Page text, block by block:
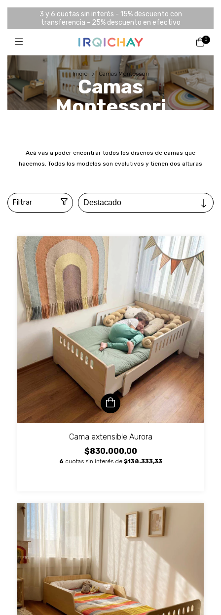
3 y 6 cuotas sin interés - 15% descuento con
transferencia - 25% descuento en efectivo
0
Inicio > Camas Montessori
Camas
Montessori
Acá vas a poder encontrar todos los diseños de camas que
hacemos. Todos los modelos son evolutivos y tienen dos alturas
Filtrar
Cama extensible Aurora
$830.000,00
6 cuotas sin interés de $138.333,33